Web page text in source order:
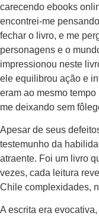
carecendo ebooks
encontrei-me
fechar o livro, e me
personagens e o
impressionou neste
ele equilibrou ação e
eram ao mesmo
me deixando sem
Apesar de seus
testemunho da
atraente. Foi um livro
vezes, cada leitura
Chile complexidades,
A escrita era